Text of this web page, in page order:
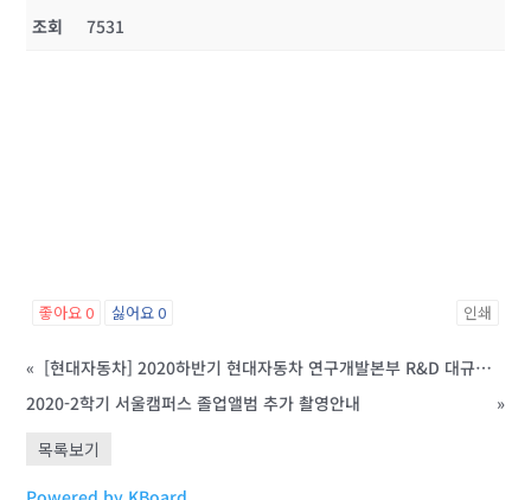
조회
7531
좋아요0 싫어요0 인쇄
«
[현대자동차] 2020하반기 현대자동차 연구개발본부 R&D 대규모채용(~11.02/월)
2020-2학기 서울캠퍼스 졸업앨범 추가 촬영안내
»
목록보기